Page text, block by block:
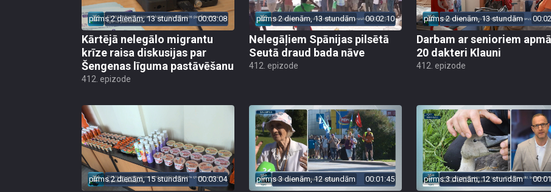
pirms 2 dienām, 13 stundām 00:03:08
Kārtējā nelegālo migrantu
krīze raisa diskusijas par
Šengenas līguma pastāvēšanu
412. epizode
pirms 2 dienām, 13 stundām 00:02:10
Nelegāļiem Spānijas pilsētā
Seutā draud bada nāve
412. epizode
pirms 2 dienām, 13 stundām
Darbam ar senioriem
20 dakteri Klauni
412. epizode
pirms 2 dienām, 15 stundām 00:03:04 pirms 3 dienām, 12 stundām 00:01:45 pirms 3 dienām, 12 stundām